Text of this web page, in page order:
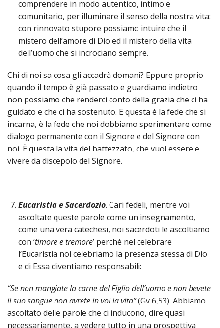
comprendere in modo autentico, intimo e
comunitario, per illuminare il senso della nostra vita:
con rinnovato stupore possiamo intuire che il
mistero dell’amore di Dio ed il mistero della vita
dell’uomo che si incrociano sempre.
Chi di noi sa cosa gli accadrà domani? Eppure proprio
quando il tempo è già passato e guardiamo indietro
non possiamo che renderci conto della grazia che ci ha
guidato e che ci ha sostenuto. E questa è la fede che si
incarna, è la fede che noi dobbiamo sperimentare come
dialogo permanente con il Signore e del Signore con
noi. È questa la vita del battezzato, che vuol essere e
vivere da discepolo del Signore.
Eucaristia e Sacerdozio. Cari fedeli, mentre voi
ascoltate queste parole come un insegnamento,
come una vera catechesi, noi sacerdoti le ascoltiamo
con ‘timore e tremore’ perché nel celebrare
l’Eucaristia noi celebriamo la presenza stessa di Dio
e di Essa diventiamo responsabili:
“Se non mangiate la carne del Figlio dell’uomo e non bevete
il suo sangue non avrete in voi la vita”(Gv 6,53). Abbiamo
ascoltato delle parole che ci inducono, dire quasi
necessariamente, a vedere tutto in una prospettiva